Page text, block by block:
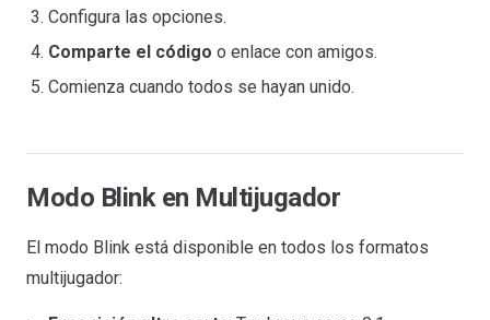
Configura las opciones.
Comparte el código o enlace con amigos.
Comienza cuando todos se hayan unido.
Modo Blink en Multijugador
El modo Blink está disponible en todos los formatos
multijugador: